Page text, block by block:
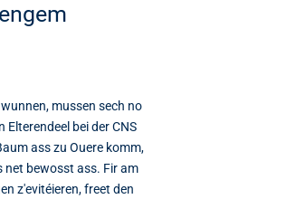
mussen sech no
Elterendeel bei der CNS
ass zu Ouere komm,
bewosst ass. Fir am
z'evitéieren, freet den